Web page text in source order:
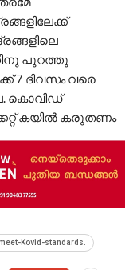
പുറത്തു
7 ദിവസം വരെ
കൊവിഡ്
കയില്‍ കരുതണം
Kovid-standards.